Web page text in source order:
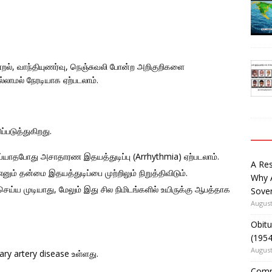
வாந்தியுணர்வு, நெஞ்சுவலி போன்ற அறிகுறிகளை
நேரடியாக ஏற்படலாம்.
அசாதாரண இதயத்துடிப்பு (Arrhythmia) ஏற்படலாம்.
தன்மை இதயத்துடிப்பை முற்றிலும் நிறுத்திவிடும்.
மேலும் இது சில நிமிடங்களில் உயிருக்கு ஆபத்தாக
artery disease உள்ளது.
A
Why